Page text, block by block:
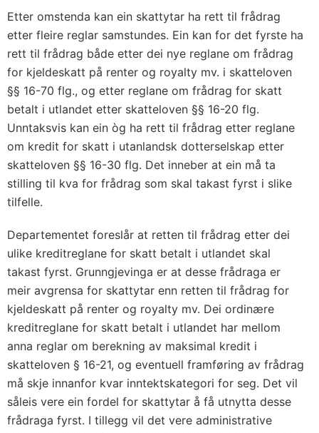
Etter omstenda kan ein skattytar ha rett til frådrag
etter fleire reglar samstundes. Ein kan for det fyrste ha
rett til frådrag både etter dei nye reglane om frådrag
for kjeldeskatt på renter og royalty mv. i skatteloven
§§ 16-70 flg., og etter reglane om frådrag for skatt
betalt i utlandet etter skatteloven §§ 16-20 flg.
Unntaksvis kan ein òg ha rett til frådrag etter reglane
om kredit for skatt i utanlandsk dotterselskap etter
skatteloven §§ 16-30 flg. Det inneber at ein må ta
stilling til kva for frådrag som skal takast fyrst i slike
tilfelle.
Departementet foreslår at retten til frådrag etter dei
ulike kreditreglane for skatt betalt i utlandet skal
takast fyrst. Grunngjevinga er at desse frådraga er
meir avgrensa for skattytar enn retten til frådrag for
kjeldeskatt på renter og royalty mv. Dei ordinære
kreditreglane for skatt betalt i utlandet har mellom
anna reglar om berekning av maksimal kredit i
skatteloven § 16-21, og eventuell framføring av frådrag
må skje innanfor kvar inntektskategori for seg. Det vil
såleis vere ein fordel for skattytar å få utnytta desse
frådraga fyrst. I tillegg vil det vere administrative